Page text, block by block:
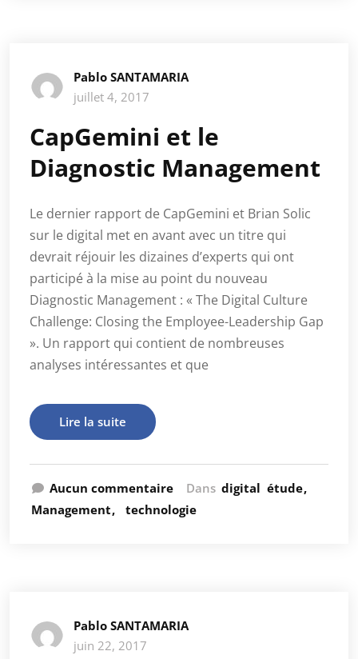
Pablo SANTAMARIA
juillet 4, 2017
CapGemini et le
Diagnostic Management
Le dernier rapport de CapGemini et Brian Solic
sur le digital met en avant avec un titre qui
devrait réjouir les dizaines d’experts qui ont
participé à la mise au point du nouveau
Diagnostic Management : « The Digital Culture
Challenge: Closing the Employee-Leadership Gap
». Un rapport qui contient de nombreuses
analyses intéressantes et que
Lire la suite
Aucun commentaire Dans digital étude
Management
technologie
Pablo SANTAMARIA
juin 22, 2017